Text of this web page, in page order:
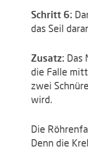
Schritt 6:
das Seil
Zusatz: Das
die Falle
zwei
wird.
Die
Denn die